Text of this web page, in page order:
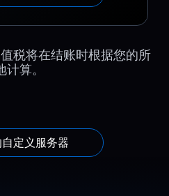
税将在结账时根据您的所
计算。
定义服务器